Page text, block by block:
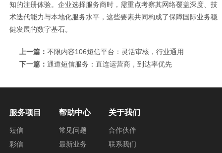
知的注册体验。企业选择服务商时，需重点考察其网络覆盖深度、技
术迭代能力与本地化服务水平，这些要素共同构成了保障国际业务稳
健发展的数字基石。
上一篇： 不限内容106短信平台：灵活审核，行业通用
下一篇： 通道短信服务：直连运营商，到达率优先
服务项目
短信
彩信
帮助中心
常见问题
最新业务
关于我们
合作伙伴
联系我们